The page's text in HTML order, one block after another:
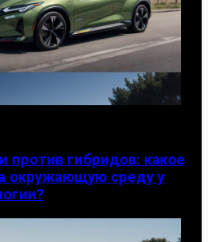
против гибридов: какое
окружающую среду у